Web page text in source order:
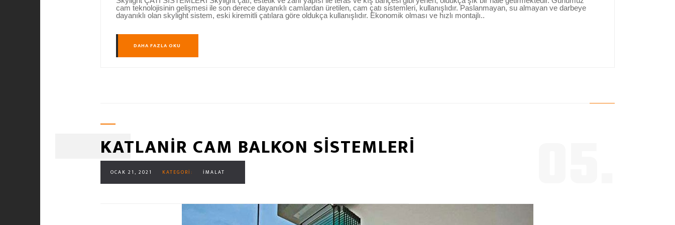
cam teknolojisinin gelişmesi ile son derece dayanıklı camlardan üretilen, cam çatı sistemleri, kullanışlıdır. Paslanmayan, su almayan ve darbeye
dayanıklı olan skylight sistem, eski kiremitli çatılara göre oldukça kullanışlıdır. Ekonomik olması ve hızlı montajlı..
DAHA FAZLA OKU
KATLANIR CAM BALKON SİSTEMLERİ
OCAK 21, 2021 KATEGORI: İMALAT